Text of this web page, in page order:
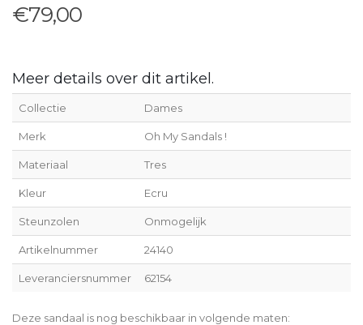
€79,00
Meer details over dit artikel.
Collectie Dames
Merk Oh My Sandals !
Materiaal Tres
Kleur Ecru
Steunzolen Onmogelijk
Artikelnummer 24140
Leveranciersnummer 62154
Deze sandaal is nog beschikbaar in volgende maten: